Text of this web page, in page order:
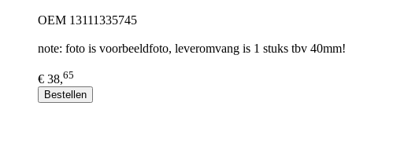
OEM 13111335745
note: foto is voorbeeldfoto, leveromvang is 1 stuks tbv 40mm!
€ 38,65
Bestellen